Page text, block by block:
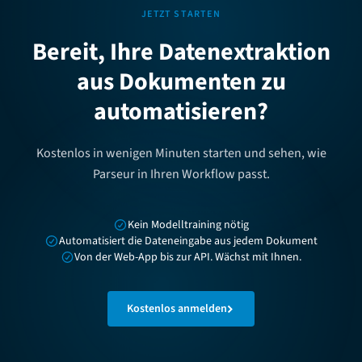
JETZT STARTEN
Bereit, Ihre Datenextraktion
aus Dokumenten zu
automatisieren?
Kostenlos in wenigen Minuten starten und sehen, wie
Parseur in Ihren Workflow passt.
Kein Modelltraining nötig
Automatisiert die Dateneingabe aus jedem Dokument
Von der Web-App bis zur API. Wächst mit Ihnen.
Kostenlos anmelden